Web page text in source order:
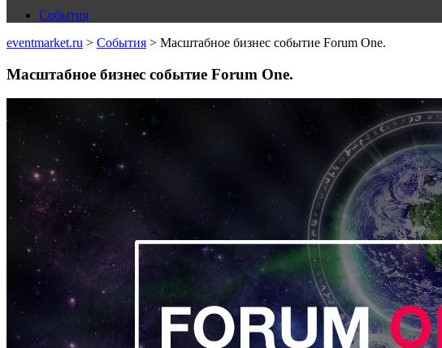
События
eventmarket.ru > События > Масштабное бизнес событие Forum One.
Масштабное бизнес событие Forum One.